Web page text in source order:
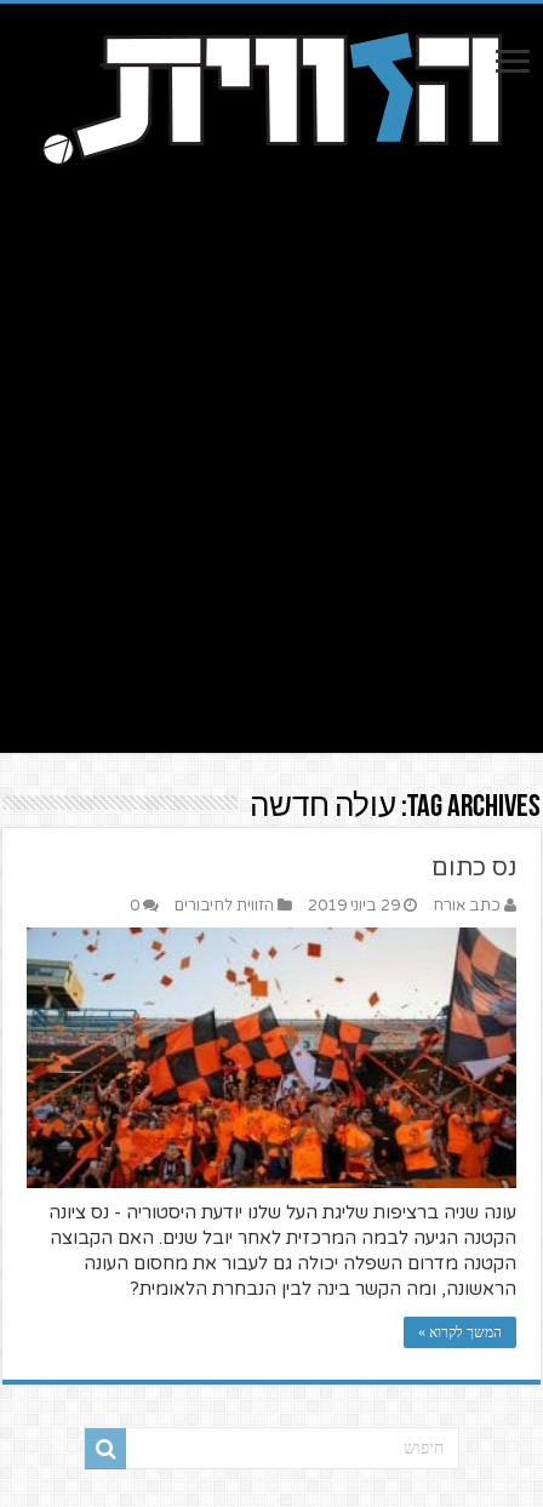
Tag Archives: עולה חדשה
נס כתום
כתב אורח 29 ביוני 2019 הזווית לחיבורים 0
עונה שניה ברציפות שליגת העל שלנו יודעת היסטוריה - נס ציונה
הקטנה הגיעה לבמה המרכזית לאחר יובל שנים. האם הקבוצה
הקטנה מדרום השפלה יכולה גם לעבור את מחסום העונה
הראשונה, ומה הקשר בינה לבין הנבחרת הלאומית?
המשך לקרוא »